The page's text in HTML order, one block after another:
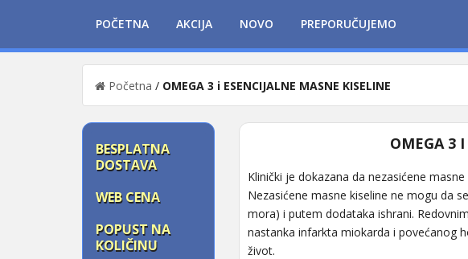
POČETNA AKCIJA NOVO PREPORUČUJEMO
Početna / OMEGA 3 i ESENCIJALNE MASNE KISELINE
BESPLATNA
DOSTAVA
WEB CENA
POPUST NA
KOLIČINU
OMEGA 3
Klinički je dokazana da nezasićene
Nezasićene masne kiseline ne mogu da
mora) i putem dodataka ishrani.
nastanka infarkta miokarda i povećanog
život.